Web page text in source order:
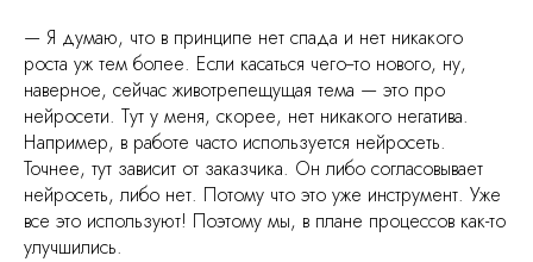
— Я думаю, что в принципе нет спада и нет никакого
роста уж тем более. Если касаться чего--то нового, ну,
наверное, сейчас животрепещущая тема — это про
нейросети. Тут у меня, скорее, нет никакого негатива.
Например, в работе часто используется нейросеть.
Точнее, тут зависит от заказчика. Он либо согласовывает
нейросеть, либо нет. Потому что это уже инструмент. Уже
все это используют! Поэтому мы, в плане процессов как-то
улучшились.